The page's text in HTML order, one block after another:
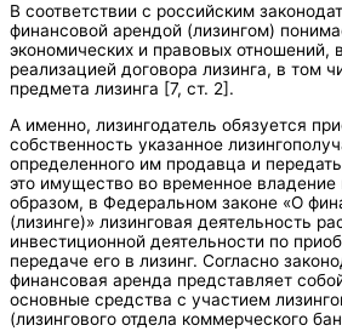
В соответствии с российским
финансовой арендой (лизингом)
экономических и правовых отношений,
реализацией договора лизинга, в том
предмета лизинга [7, ст. 2].
А именно, лизингодатель обязуется
собственность указанное
определенного им продавца и
это имущество во временное владение
образом, в Федеральном законе «О
(лизинге)» лизинговая деятельность
инвестиционной деятельности по
передаче его в лизинг. Согласно
финансовая аренда представляет
основные средства с участием
(лизингового отдела коммерческого